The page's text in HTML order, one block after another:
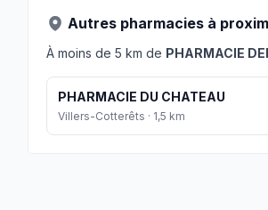
Autres pharmacies à
À moins de 5 km de PHARMACIE
PHARMACIE DU CHATEAU
Villers-Cotterêts · 1,5 km